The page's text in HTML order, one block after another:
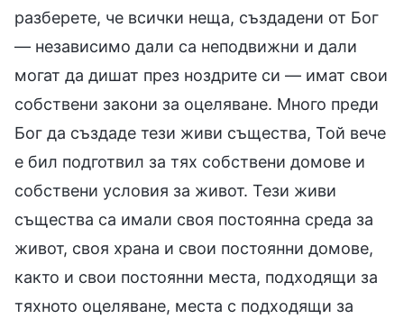
разберете, че всички неща, създадени от Бог
— независимо дали са неподвижни и дали
могат да дишат през ноздрите си — имат свои
собствени закони за оцеляване. Много преди
Бог да създаде тези живи същества, Той вече
е бил подготвил за тях собствени домове и
собствени условия за живот. Тези живи
същества са имали своя постоянна среда за
живот, своя храна и свои постоянни домове,
както и свои постоянни места, подходящи за
тяхното оцеляване, места с подходящи за